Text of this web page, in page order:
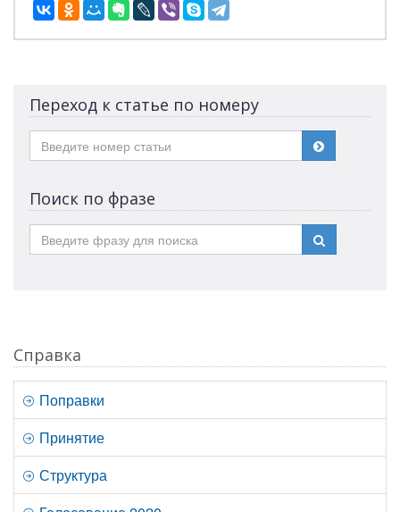
Переход к статье по номеру
Поиск по фразе
Справка
Поправки
Принятие
Структура